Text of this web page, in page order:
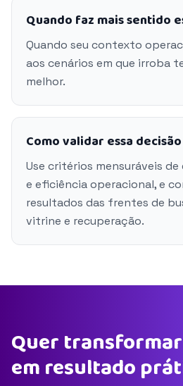
Quando faz mais sentido
Quando seu contexto
aos cenários em que irroba
melhor.
Como validar essa
Use critérios mensuráveis
e eficiência operacional, e
resultados das frentes de
vitrine e recuperação.
Quer
em resultado